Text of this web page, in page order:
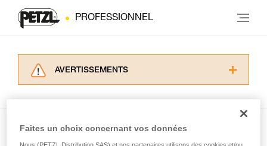
PROFESSIONNEL
AVERTISSEMENTS
informations de la notice technique pour
Faites un choix concernant vos données